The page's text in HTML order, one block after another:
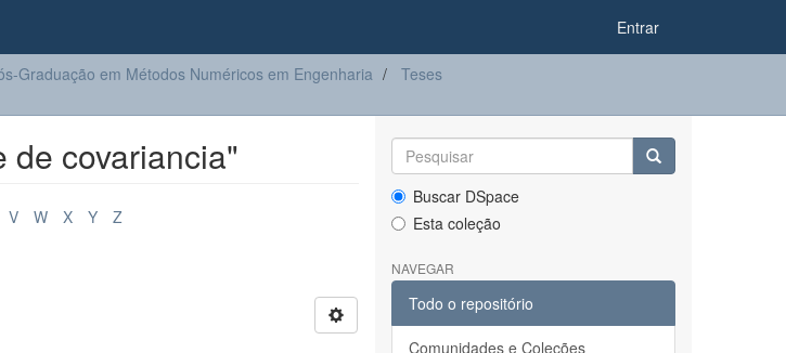
Entrar
Graduação em Métodos Numéricos em Engenharia
Teses
de covariancia"
V W X Y Z
Buscar DSpace
Esta coleção
NAVEGAR
Todo o repositório
Comunidades e Coleções